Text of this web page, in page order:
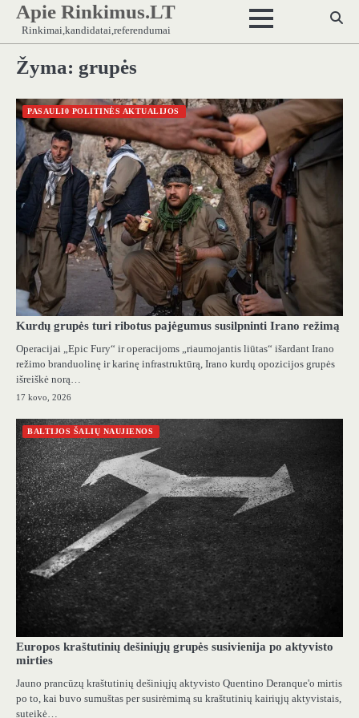
Skip
content
Apie Rinkimus.LT
Rinkimai,kandidatai,referendumai
Žyma: grupės
PASAULI0 POLITINĖS AKTUALIJOS
Kurdų grupės turi ribotus pajėgumus susilpninti Irano režimą
Operacijai „Epic Fury“ ir operacijoms „riaumojantis liūtas“ išardant Irano
režimo branduolinę ir karinę infrastruktūrą, Irano kurdų opozicijos grupės
išreiškė norą…
17 kovo, 2026
BALTIJOS ŠALIŲ NAUJIENOS
Europos kraštutinių dešiniųjų grupės susivienija po aktyvisto
mirties
Jauno prancūzų kraštutinių dešiniųjų aktyvisto Quentino Deranque'o mirtis
po to, kai buvo sumuštas per susirėmimą su kraštutinių kairiųjų aktyvistais,
suteikė…